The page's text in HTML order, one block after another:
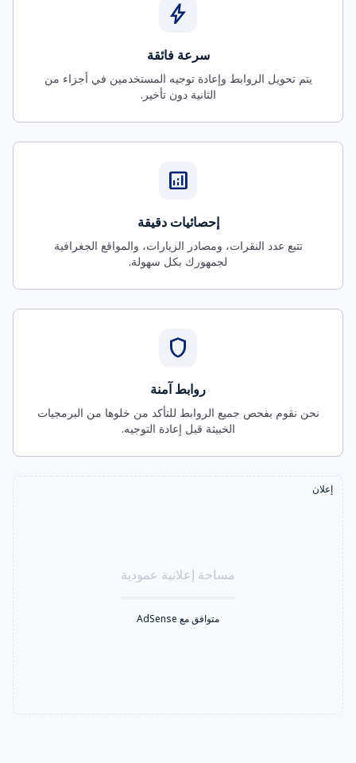
bolt
سرعة فائقة
يتم تحويل الروابط وإعادة توجيه المستخدمين في أجزاء من
الثانية دون تأخير.
analytics
إحصائيات دقيقة
تتبع عدد النقرات، ومصادر الزيارات، والمواقع الجغرافية
لجمهورك بكل سهولة.
shield
روابط آمنة
نحن نقوم بفحص جميع الروابط للتأكد من خلوها من البرمجيات
الخبيثة قبل إعادة التوجيه.
إعلان
مساحة إعلانية عمودية
متوافق مع AdSense